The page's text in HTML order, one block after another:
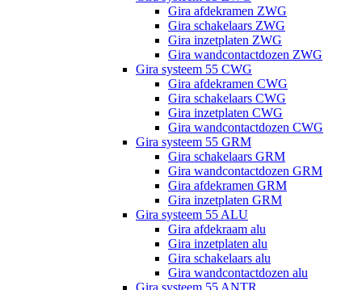
Gira afdekramen ZWG
Gira schakelaars ZWG
Gira inzetplaten ZWG
Gira wandcontactdozen ZWG
Gira systeem 55 CWG
Gira afdekramen CWG
Gira schakelaars CWG
Gira inzetplaten CWG
Gira wandcontactdozen CWG
Gira systeem 55 GRM
Gira schakelaars GRM
Gira wandcontactdozen GRM
Gira afdekramen GRM
Gira inzetplaten GRM
Gira systeem 55 ALU
Gira afdekraam alu
Gira inzetplaten alu
Gira schakelaars alu
Gira wandcontactdozen alu
Gira systeem 55 ANTR